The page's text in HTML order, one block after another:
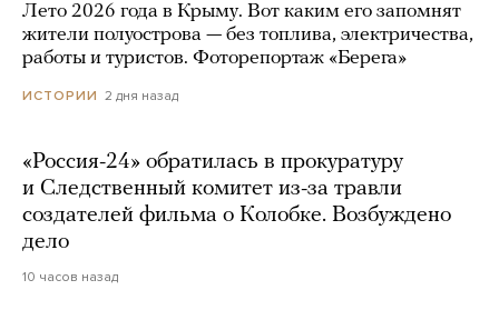
Лето 2026 года в Крыму. Вот каким его запомнят
жители полуострова — без топлива, электричества,
работы и туристов. Фоторепортаж «Берега»
ИСТОРИИ 2 дня назад
«Россия-24» обратилась в прокуратуру
и Следственный комитет из-за травли
создателей фильма о Колобке. Возбуждено
дело
10 часов назад